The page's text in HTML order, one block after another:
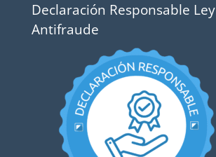
Declaración Responsable Ley
Antifraude